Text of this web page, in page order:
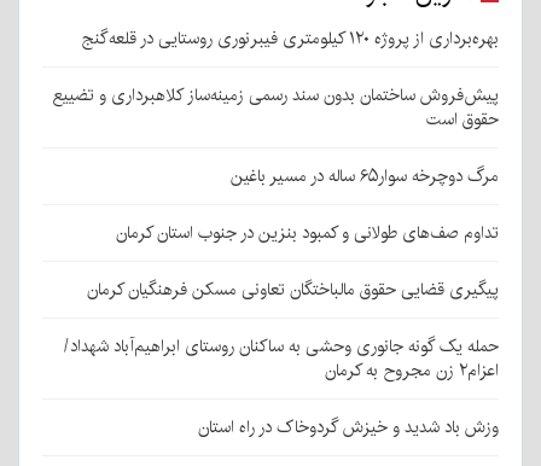
بهره‌برداری از پروژه ۱۲۰ کیلومتری فیبرنوری روستایی در قلعه‌گنج
پیش‌فروش ساختمان بدون سند رسمی زمینه‌ساز کلاهبرداری و تضییع
حقوق است
مرگ دوچرخه سوار۶۵ ساله در مسیر باغین
تداوم صف‌های طولانی و کمبود بنزین در جنوب استان کرمان
پیگیری قضایی حقوق مالباختگان تعاونی مسکن فرهنگیان کرمان
حمله یک گونه جانوری وحشی به ساکنان روستای ابراهیم‌آباد شهداد/
اعزام۲ زن مجروح به کرمان
وزش باد شدید و خیزش گردوخاک در راه استان